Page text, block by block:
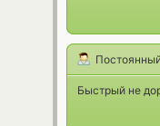
Быстрый не